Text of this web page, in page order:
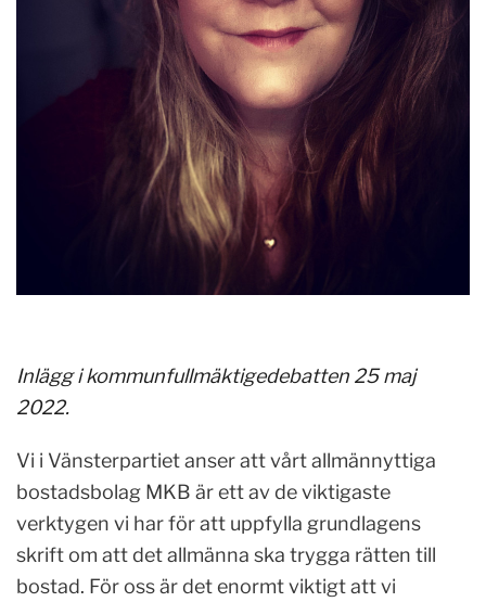
Inlägg i kommunfullmäktigedebatten 25 maj
2022.
Vi i Vänsterpartiet anser att vårt allmännyttiga
bostadsbolag MKB är ett av de viktigaste
verktygen vi har för att uppfylla grundlagens
skrift om att det allmänna ska trygga rätten till
bostad. För oss är det enormt viktigt att vi